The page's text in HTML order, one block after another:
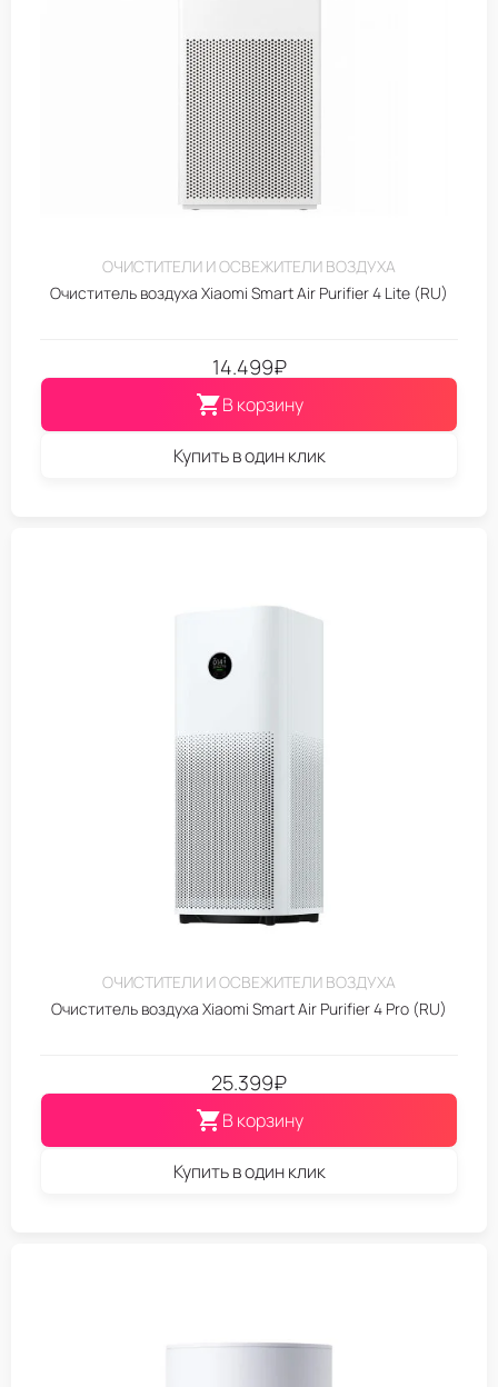
ОЧИСТИТЕЛИ И ОСВЕЖИТЕЛИ ВОЗДУХА
Очиститель воздуха Xiaomi Smart Air Purifier 4 Lite (RU)
14.499₽
В корзину
Купить в один клик
ОЧИСТИТЕЛИ И ОСВЕЖИТЕЛИ ВОЗДУХА
Очиститель воздуха Xiaomi Smart Air Purifier 4 Pro (RU)
25.399₽
В корзину
Купить в один клик